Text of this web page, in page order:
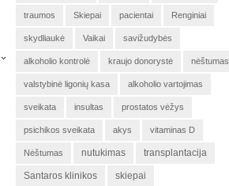
traumos Skiepai pacientai Renginiai
skydliaukė Vaikai savižudybės
alkoholio kontrolė kraujo donorystė nėštumas
valstybinė ligonių kasa alkoholio vartojimas
sveikata insultas prostatos vėžys
psichikos sveikata akys vitaminas D
Nėštumas nutukimas transplantacija
Santaros klinikos skiepai